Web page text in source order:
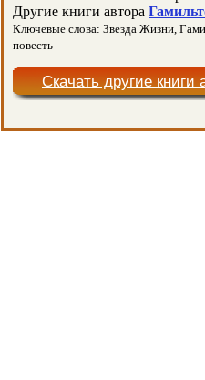
Другие книги автора
Ключевые слова: Звезда Жизни,
повесть
Скачать другие книги